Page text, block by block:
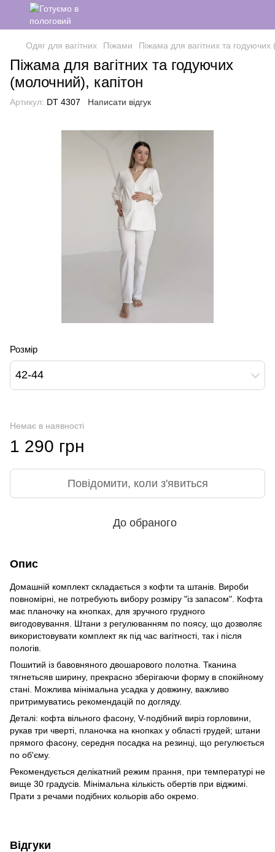
Одяг для вагітних Піжами Піжама для вагітних та
Піжама для вагітних та годуючих
(молочний), капітон
Артикул: DT 4307 Написати відгук
Розмір
42-44
Немає в наявності
1 290 грн
Повідомити, коли з'явиться
До обраного
Опис
Домашній комплект складається з кофти та штанів. Вироби
повномірні, не потребують вибору розміру "із запасом". Кофта
має планочку на кнопках, для зручного грудного
вигодовування. Штани з регулюванням по поясу, що дозволяє
використовувати комплект як під час вагітності, так і після
пологів.
Пошитий із бавовняного двошарового полотна. Тканина
тягнетьсяв ширину, прекрасно зберігаючи форму в спокійному
стані. Можлива мінімальна усадка у довжину, важливо
притримуватись рекомендацій по догляду.
Деталі: кофта вільного фасону, V-подібний виріз горловини,
рукав три чверті, планочка на кнопках у області грудей; штани
прямого фасону, середня посадка на резинці, що регулюється
по об'єму.
Рекомендується делікатний режим прання, при температурі не
вище 30 градусів. Мінімальна кількість обертів при віджимі.
Прати з речами подібних кольорів або окремо.
Відгуки